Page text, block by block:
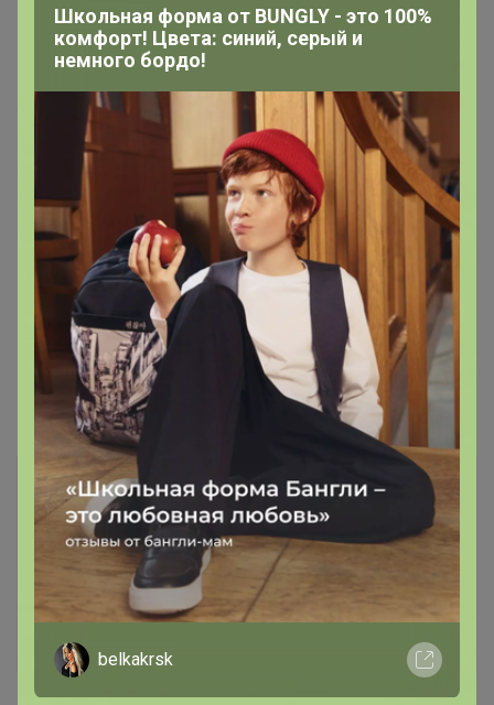
Каталог
*** ПАЛЬТО ***
Школьная форма от BUNGLY - это 100%
комфорт! Цвета: синий, серый и
немного бордо!
belkakrsk